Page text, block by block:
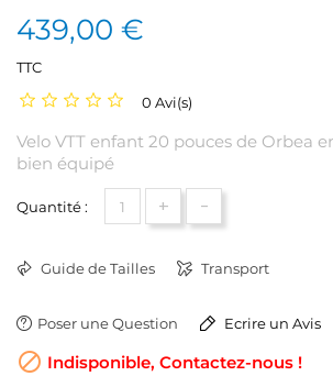
439,00 €
TTC
0 Avi(s)
Velo VTT enfant 20 pouces de Orbea
bien équipé
Quantité : + -
Guide de Tailles Transport
Poser une Question Ecrire un Avis
 Indisponible, Contactez-nous !